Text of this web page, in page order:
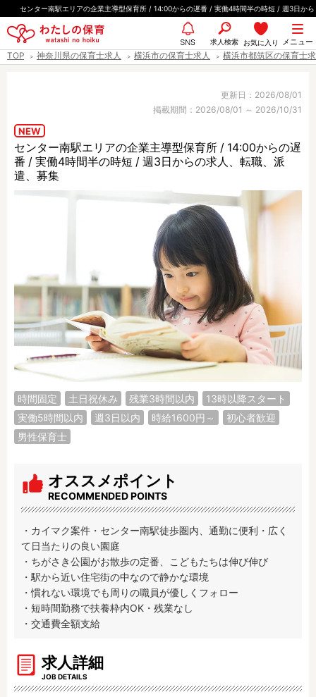
ー
の
センター南駅エリアの企業主導型保育所 / 14:00からの遅番 / 実働4時間半の時短 / 週3日から
メニュー
お気に入り
求人検索
SNS
TOP 神奈川県の保育士求人 横浜市の保育士求人 横浜市都筑区の保育士
更新日：2026/08/01
掲載期間：2026/08/01 ～ 2026/10/31
NEW
センター南駅エリアの企業主導型保育所 / 14:00からの遅
番 / 実働4時間半の時短 / 週3日からの求人、転職、派
遣、募集
時間固定 土日祝休み 残業3時間以内
13時以降スタート
実働5時間以内
週3日以内 時給1600円～
初心者歓迎
男性保育士
オススメポイント
RECOMMENDED POINTS
・カイマク案件・センター南駅徒歩圏内、通勤に便利・広く
て日当たりの良い園庭
・ちがさき公園がお散歩の定番、こどもたちは伸び伸び
・駅から近い住宅街の中なので静かな環境
・慣れない環境でも周りの職員が優しくフォロー
・短時間勤務で扶養枠内OK・残業なし
・交通費全額支給
求人詳細
JOB DETAILS
都道府県
雇用形態
保育教諭
幼稚園教諭
放課後児童支援員
学童スタッフ
栄養士
調理師
調理補助
看護師
保育事務
その他
施設形態
公立保育園
私立認可保育園
認定こども園
幼稚園
小規模認可保育園
学童保育施設
児童館
子育て支援センター
児童発達支援事業所
放課後等デイサービ
ス
テンダーの運営施設
その他施設
特徴
時間固定
13時までのお仕事
13時以降スタート
16時以降スタート